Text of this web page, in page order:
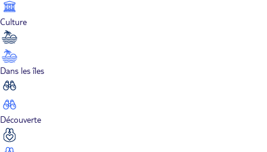
Culture
Dans les îles
Découverte